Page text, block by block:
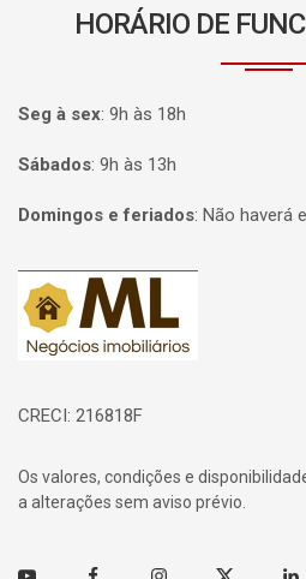
HORÁRIO DE
Seg à sex: 9h às 18h
Sábados: 9h às 13h
Domingos e feriados: Não haverá
Página inicial
CRECI: 216818F
Os valores, condições e
a alterações sem aviso prévio.